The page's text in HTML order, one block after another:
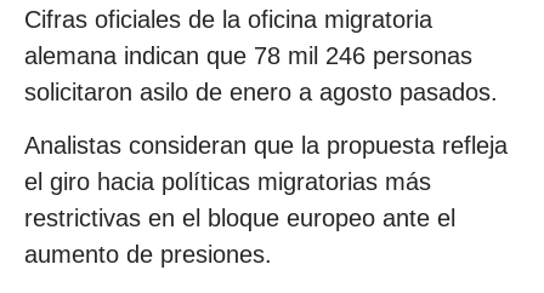
Cifras oficiales de la oficina migratoria
alemana indican que 78 mil 246 personas
solicitaron asilo de enero a agosto pasados.
Analistas consideran que la propuesta refleja
el giro hacia políticas migratorias más
restrictivas en el bloque europeo ante el
aumento de presiones.